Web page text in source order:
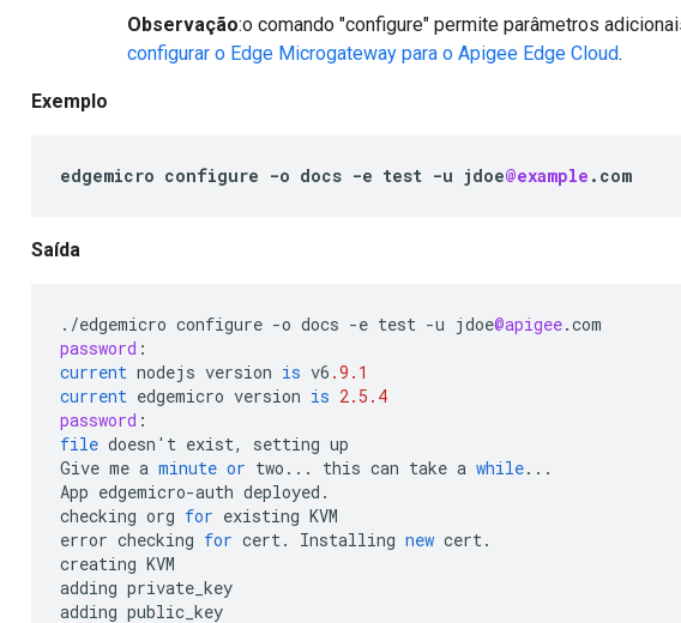
Observação:o comando "configure" permite parâmetros
configurar o Edge Microgateway para o Apigee Edge Cloud.
Exemplo
edgemicro configure -o docs -e test -u jdoe@example . com
Saída
. /edgemicro configure -o docs -e test -u jdoe@apigee.com
password :
current nodejs version is v6 .9.1
current edgemicro version is 2.5.4
password :
file doesn ' t exist, setting up
Give me a minute or two ... this can take a while...
App edgemicro-auth deployed .
checking org for existing KVM
error checking for cert. Installing new cert.
creating KVM
adding private_key
adding public_key